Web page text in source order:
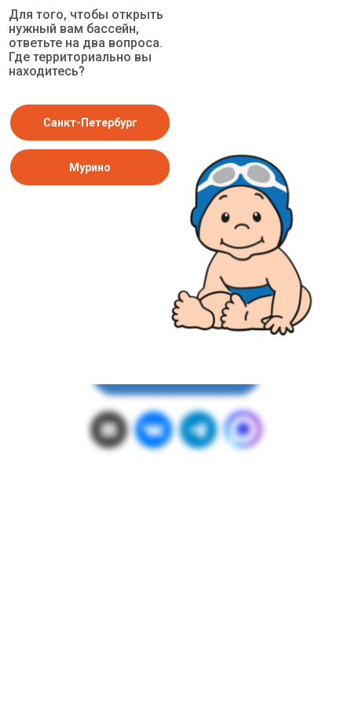
Для того, чтобы открыть
нужный вам бассейн,
ответьте на два вопроса.
Где территориально вы
находитесь?
Санкт-Петербург
Мурино
Расписание
Инструкторы
Правила
посещения
Политика конфиденциальности
г. Санкт-Петербург, ул. Оптиков, 32А
п. Мурино, Воронцовский бул., 11/1
+7-931-379-9977
+7-921-904-9039
Обработка персональных данных